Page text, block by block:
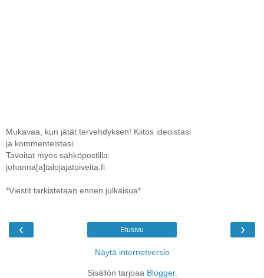
Mukavaa, kun jätät tervehdyksen! Kiitos ideoistasi
ja kommenteistasi.
Tavoitat myös sähköpostilla:
johanna[a]talojajatoiveita.fi
*Viestit tarkistetaan ennen julkaisua*
‹ ›
Etusivu
Näytä internetversio
Sisällön tarjoaa Blogger.